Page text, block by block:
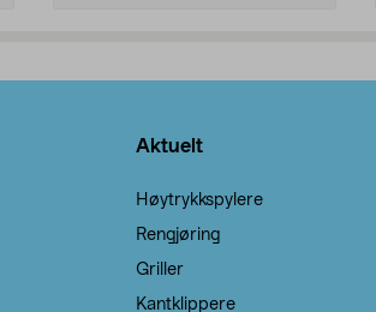
Aktuelt
Høytrykkspylere
Rengjøring
Griller
Kantklippere